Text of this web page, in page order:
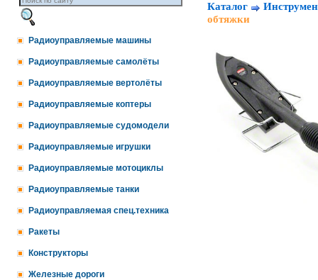
Радиоуправляемые машины
Радиоуправляемые самолёты
Радиоуправляемые вертолёты
Радиоуправляемые коптеры
Радиоуправляемые судомодели
Радиоуправляемые игрушки
Радиоуправляемые мотоциклы
Радиоуправляемые танки
Радиоуправляемая спец.техника
Ракеты
Конструкторы
Железные дороги
Каталог
обтяжки